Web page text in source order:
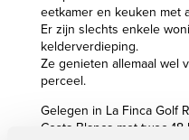
eetkamer en keuken met
Er zijn slechts enkele
kelderverdieping.
Ze genieten allemaal wel
perceel.
Gelegen in La Finca Golf
Costa Blanca met twee